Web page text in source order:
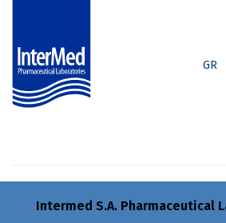
GR
Intermed S.A. Pharmaceutical